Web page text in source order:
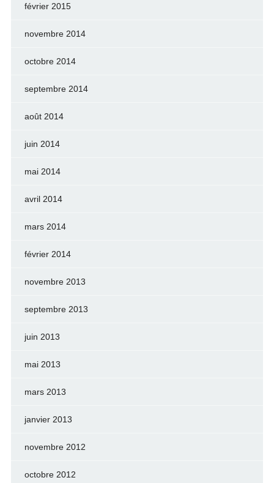
février 2015
novembre 2014
octobre 2014
septembre 2014
août 2014
juin 2014
mai 2014
avril 2014
mars 2014
février 2014
novembre 2013
septembre 2013
juin 2013
mai 2013
mars 2013
janvier 2013
novembre 2012
octobre 2012